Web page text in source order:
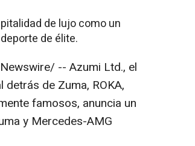
de lujo como un
de élite.
-- Azumi Ltd., el
de Zuma, ROKA,
famosos, anuncia un
y Mercedes-AMG